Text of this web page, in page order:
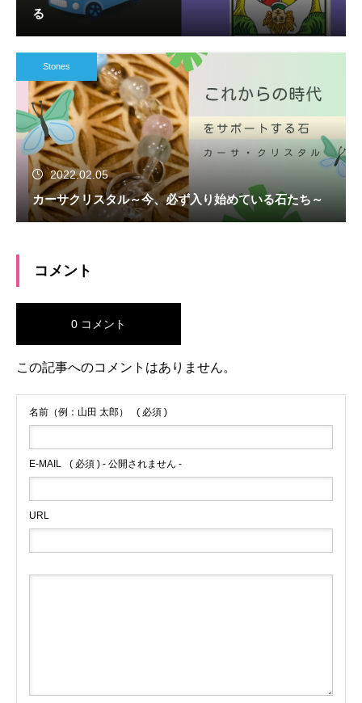
る
Stones
2022.02.05
カーサクリスタル～今、必ず入り始めている石たち～
コメント
0 コメント
この記事へのコメントはありません。
名前（例：山田 太郎） ( 必須 )
E-MAIL ( 必須 ) - 公開されません -
URL